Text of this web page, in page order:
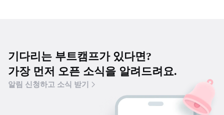
기다리는 부트캠프가 있다면?
가장 먼저 오픈 소식을 알려드려요.
알림 신청하고 소식 받기